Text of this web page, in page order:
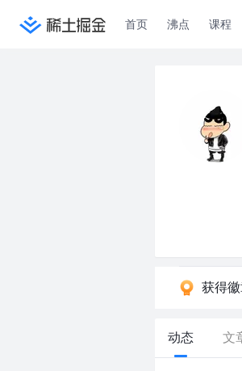
首页 沸点 课程
获得
动态 文